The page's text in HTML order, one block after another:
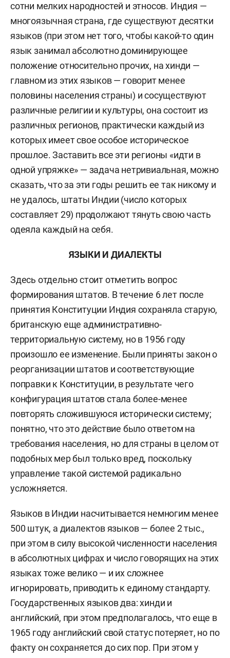
сотни мелких народностей и этносов. Индия —
многоязычная страна, где существуют десятки
языков (при этом нет того, чтобы какой-то один
язык занимал абсолютно доминирующее
положение относительно прочих, на хинди —
главном из этих языков — говорит менее
половины населения страны) и сосуществуют
различные религии и культуры, она состоит из
различных регионов, практически каждый из
которых имеет свое особое историческое
прошлое. Заставить все эти регионы «идти в
одной упряжке» — задача нетривиальная, можно
сказать, что за эти годы решить ее так никому и
не удалось, штаты Индии (число которых
составляет 29) продолжают тянуть свою часть
одеяла каждый на себя.
ЯЗЫКИ И ДИАЛЕКТЫ
Здесь отдельно стоит отметить вопрос
формирования штатов. В течение 6 лет после
принятия Конституции Индия сохраняла старую,
британскую еще административно-
территориальную систему, но в 1956 году
произошло ее изменение. Были приняты закон о
реорганизации штатов и соответствующие
поправки к Конституции, в результате чего
конфигурация штатов стала более-менее
повторять сложившуюся исторически систему;
понятно, что это действие было ответом на
требования населения, но для страны в целом от
подобных мер был только вред, поскольку
управление такой системой радикально
усложняется.
Языков в Индии насчитывается немногим менее
500 штук, а диалектов языков — более 2 тыс.,
при этом в силу высокой численности населения
в абсолютных цифрах и число говорящих на этих
языках тоже велико — и их сложнее
игнорировать, приводить к единому стандарту.
Государственных языков два: хинди и
английский, при этом предполагалось, что еще в
1965 году английский свой статус потеряет, но по
факту он сохраняется до сих пор. При этом у